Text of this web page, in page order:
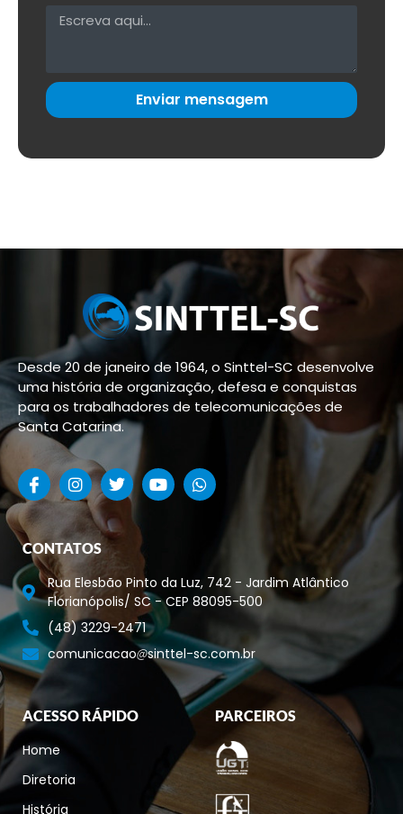
Enviar mensagem
Desde 20 de janeiro de 1964, o Sinttel-SC desenvolve
uma história de organização, defesa e conquistas
para os trabalhadores de telecomunicações de
Santa Catarina.
CONTATOS
Rua Elesbão Pinto da Luz, 742 - Jardim Atlântico
Florianópolis/ SC - CEP 88095-500
(48) 3229-2471
comunicacao
sinttel-sc.com.br
ACESSO RÁPIDO
Home
Diretoria
História
PARCEIROS